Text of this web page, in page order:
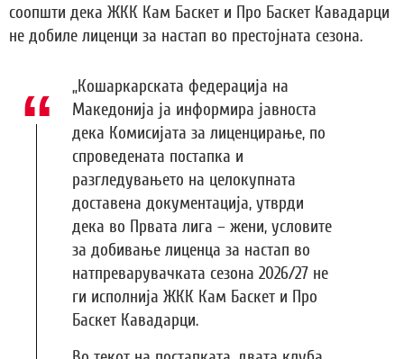
соопшти дека ЖКК Кам Баскет и Про Баскет Кавадарци
не добиле лиценци за настап во престојната сезона.
„Кошаркарската федерација на
Македонија ја информира јавноста
дека Комисијата за лиценцирање, по
спроведената постапка и
разгледувањето на целокупната
доставена документација, утврди
дека во Првата лига – жени, условите
за добивање лиценца за настап во
натпреварувачката сезона 2026/27 не
ги исполнија ЖКК Кам Баскет и Про
Баскет Кавадарци.